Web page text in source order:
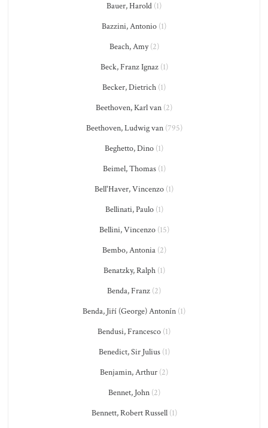
Bauer, Harold (1)
Bazzini, Antonio (1)
Beach, Amy(2)
Beck, Franz Ignaz(1)
Becker, Dietrich (1)
Beethoven, Karl van (2)
Beethoven, Ludwig van(795)
Beghetto, Dino (1)
Beimel, Thomas(1)
Bell'Haver, Vincenzo (1)
Bellinati, Paulo(1)
Bellini, Vincenzo(15)
Bembo, Antonia(2)
Benatzky, Ralph(1)
Benda, Franz (2)
Benda, Jiří (George) Antonín (1)
Bendusi, Francesco (1)
Benedict, Sir Julius(1)
Benjamin, Arthur (2)
Bennet, John(2)
Bennett, Robert Russell(1)